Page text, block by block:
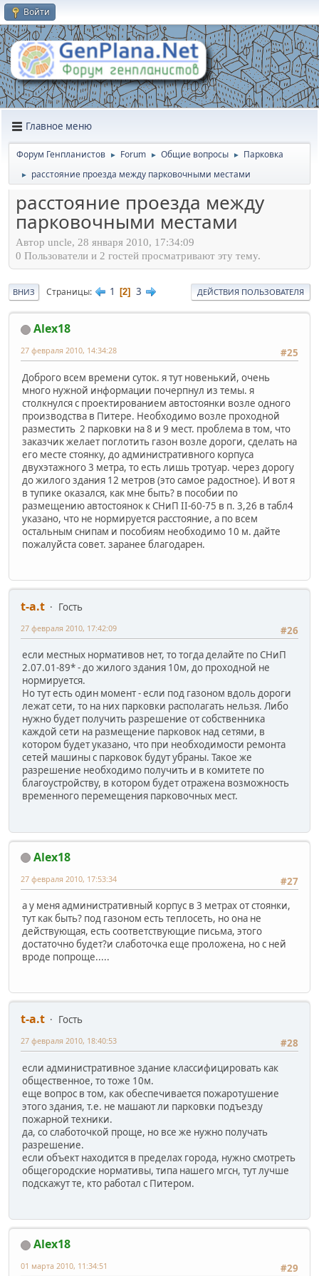
Войти
Главное меню
Форум Генпланистов ► Forum ► Общие вопросы ► Парковка
► расстояние проезда между парковочными местами
расстояние проезда между
парковочными местами
Автор uncle, 28 января 2010, 17:34:09
0 Пользователи и 2 гостей просматривают эту тему.
ВНИЗ Страницы 1 2 3 ДЕЙСТВИЯ ПОЛЬЗОВАТЕЛЯ
Alex18
#25
27 февраля 2010, 14:34:28
Доброго всем времени суток. я тут новенький, очень
много нужной информации почерпнул из темы. я
столкнулся с проектированием автостоянки возле одного
производства в Питере. Необходимо возле проходной
разместить 2 парковки на 8 и 9 мест. проблема в том, что
заказчик желает поглотить газон возле дороги, сделать на
его месте стоянку, до административного корпуса
двухэтажного 3 метра, то есть лишь тротуар. через дорогу
до жилого здания 12 метров (это самое радостное). И вот я
в тупике оказался, как мне быть? в пособии по
размещению автостоянок к СНиП II-60-75 в п. 3,26 в табл4
указано, что не нормируется расстояние, а по всем
остальным снипам и пособиям необходимо 10 м. дайте
пожалуйста совет. заранее благодарен.
t-a.t
Гость
#26
27 февраля 2010, 17:42:09
если местных нормативов нет, то тогда делайте по СНиП
2.07.01-89* - до жилого здания 10м, до проходной не
нормируется.
Но тут есть один момент - если под газоном вдоль дороги
лежат сети, то на них парковки располагать нельзя. Либо
нужно будет получить разрешение от собственника
каждой сети на размещение парковок над сетями, в
котором будет указано, что при необходимости ремонта
сетей машины с парковок будут убраны. Такое же
разрешение необходимо получить и в комитете по
благоустройству, в котором будет отражена возможность
временного перемещения парковочных мест.
Alex18
#27
27 февраля 2010, 17:53:34
а у меня административный корпус в 3 метрах от стоянки,
тут как быть? под газоном есть теплосеть, но она не
действующая, есть соответствующие письма, этого
достаточно будет?и слаботочка еще проложена, но с ней
вроде попроще.....
t-a.t
Гость
#28
27 февраля 2010, 18:40:53
если административное здание классифицировать как
общественное, то тоже 10м.
еще вопрос в том, как обеспечивается пожаротушение
этого здания, т.е. не машают ли парковки подъезду
пожарной техники.
да, со слаботочкой проще, но все же нужно получать
разрешение.
если объект находится в пределах города, нужно смотреть
общегородские нормативы, типа нашего мгсн, тут лучше
подскажут те, кто работал с Питером.
Alex18
#29
01 марта 2010, 11:34:51